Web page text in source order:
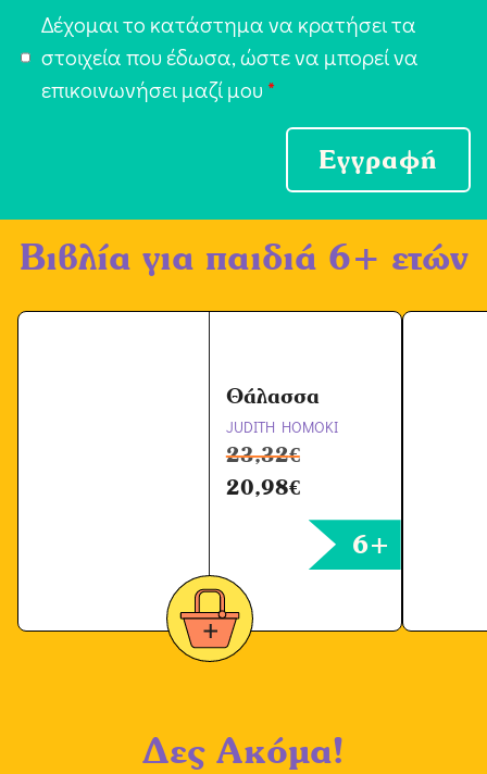
π
ή
Ό
ω
Δέχομαι το κατάστημα να κρατήσει τα
στοιχεία που έδωσα, ώστε να μπορεί να
επικοινωνήσει μαζί μου *
Εγγραφή
Βιβλία για παιδιά 6+ ετών
Θάλασσα
JUDITH HOMOKI
23,32€
20,98€
6+
Δες Ακόμα!